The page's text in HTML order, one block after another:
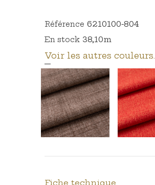
Référence 6210100-804
En stock 38,10m
Voir les autres couleurs.
Fiche technique